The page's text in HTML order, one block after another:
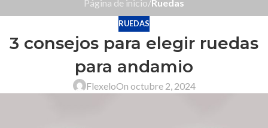
Página de inicio/Ruedas
RUEDAS
3 consejos para elegir ruedas
para andamio
FlexeloOn octubre 2, 2024